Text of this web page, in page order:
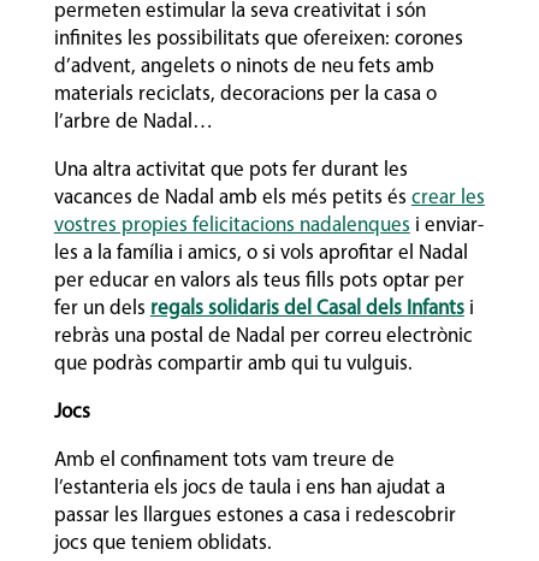
permeten estimular la seva creativitat i són
infinites les possibilitats que ofereixen: corones
d’advent, angelets o ninots de neu fets amb
materials reciclats, decoracions per la casa o
l’arbre de Nadal…
Una altra activitat que pots fer durant les
vacances de Nadal amb els més petits és crear les
vostres propies felicitacions nadalenques i enviar-
les a la família i amics, o si vols aprofitar el Nadal
per educar en valors als teus fills pots optar per
fer un dels regals solidaris del Casal dels Infantsi
rebràs una postal de Nadal per correu electrònic
que podràs compartir amb qui tu vulguis.
Jocs
Amb el confinament tots vam treure de
l’estanteria els jocs de taula i ens han ajudat a
passar les llargues estones a casa i redescobrir
jocs que teniem oblidats.